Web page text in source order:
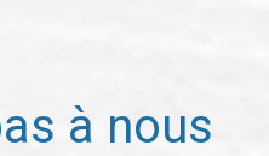
à nous